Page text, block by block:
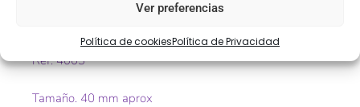
Ver preferencias
Política de cookiesPolítica de Privacidad
Ref. 4003
Tamaño. 40 mm aprox